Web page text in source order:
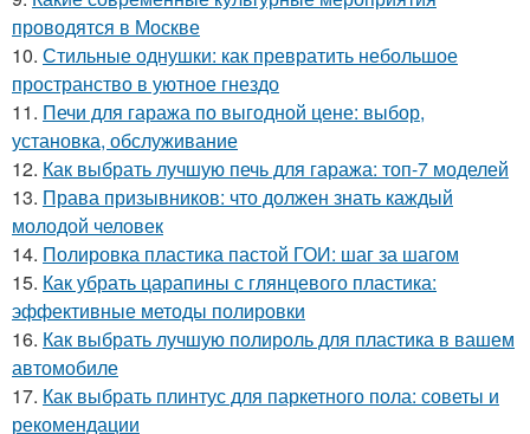
проводятся в Москве
10. Стильные однушки: как превратить небольшое
пространство в уютное гнездо
11. Печи для гаража по выгодной цене: выбор,
установка, обслуживание
12. Как выбрать лучшую печь для гаража: топ-7 моделей
13. Права призывников: что должен знать каждый
молодой человек
14. Полировка пластика пастой ГОИ: шаг за шагом
15. Как убрать царапины с глянцевого пластика:
эффективные методы полировки
16. Как выбрать лучшую полироль для пластика в вашем
автомобиле
17. Как выбрать плинтус для паркетного пола: советы и
рекомендации